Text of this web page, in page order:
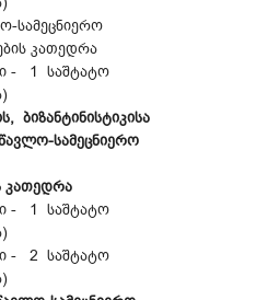
სამეცნიერო
კათედრა
- 1 საშტატო
სამეცნიერო
- 1 საშტატო
- 2 საშტატო